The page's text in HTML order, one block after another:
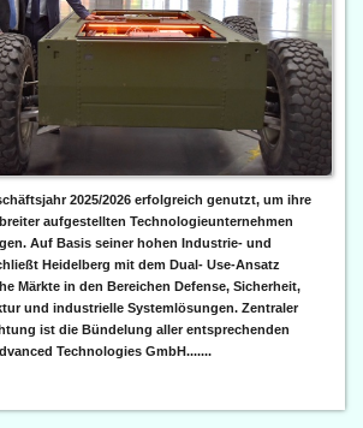
2025/2026 erfolgreich genutzt, um ihre
aufgestellten Technologieunternehmen
Auf Basis seiner hohen Industrie- und
Heidelberg mit dem Dual- Use-Ansatz
Märkte in den Bereichen Defense, Sicherheit,
und industrielle Systemlösungen. Zentraler
ist die Bündelung aller entsprechenden
Technologies GmbH.......